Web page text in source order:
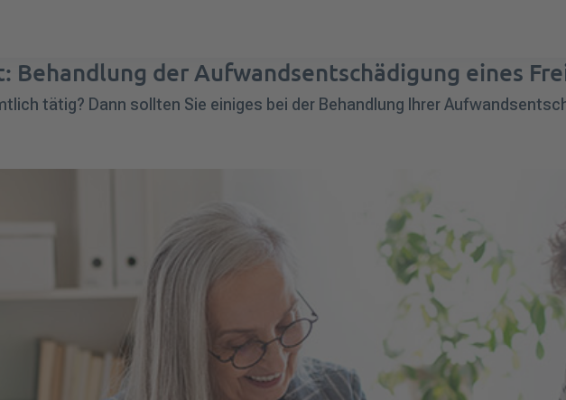
Behandlung der Aufwandsentschädigung eines
tätig? Dann sollten Sie einiges bei der Behandlung Ihrer